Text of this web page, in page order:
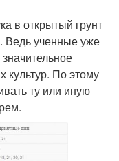
в открытый грунт
Ведь ученные уже
культур. По этому
ту или иную